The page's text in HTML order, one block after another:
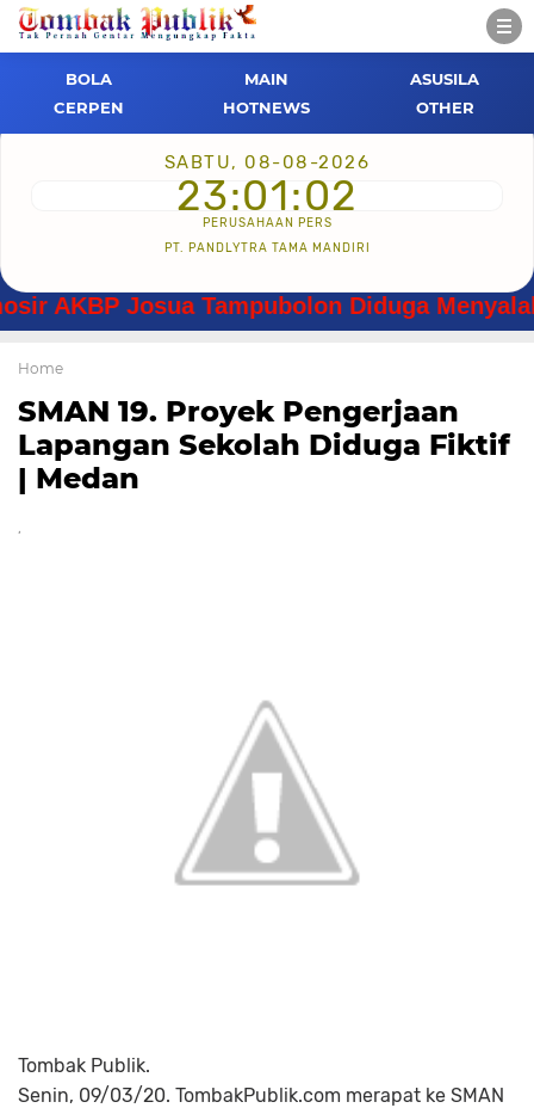
BOLA MAIN
ASUSILA
CERPEN
HOTNEWS OTHER
SABTU, 08-08-2026
23:01:02
PERUSAHAAN PERS
PT. PANDLYTRA TAMA MANDIRI
Josua Tampubolon Diduga
Home
SMAN 19. Proyek Pengerjaan
Lapangan Sekolah Diduga Fiktif
| Medan
Tombak Publik.
Senin, 09/03/20. TombakPublik.com merapat ke SMAN